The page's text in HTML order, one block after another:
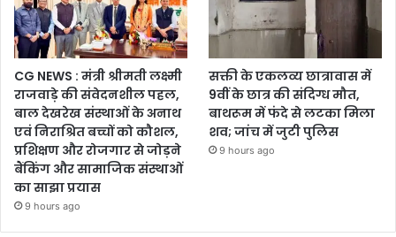
CG NEWS : मंत्री श्रीमती लक्ष्मी
राजवाड़े की संवेदनशील पहल,
बाल देखरेख संस्थाओं के अनाथ
एवं निराश्रित बच्चों को कौशल,
प्रशिक्षण और रोजगार से जोड़ने
बैंकिंग और सामाजिक संस्थाओं
का साझा प्रयास
9 hours ago
सक्ती के एकलव्य छात्रावास में
9वीं के छात्र की संदिग्ध मौत,
बाथरूम में फंदे से लटका मिला
शव; जांच में जुटी पुलिस
9 hours ago